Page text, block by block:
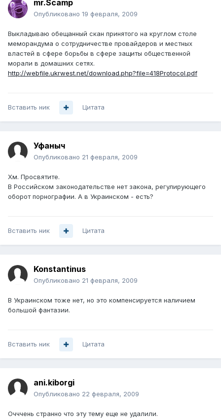
mr.Scamp
Опубликовано 19 февраля, 2009
Выкладываю обещанный скан принятого на круглом столе
меморандума о сотрудничестве провайдеров и местных
властей в сфере борьбы в сфере защиты общественной
морали в домашних сетях.
http://webfile.ukrwest.net/download.php?file=418Protocol.pdf
Вставить ник Цитата
Уфаныч
Опубликовано 21 февраля, 2009
Хм. Просвятите.
В Российском законодательстве нет закона, регулирующего
оборот порнографии. А в Украинском - есть?
Вставить ник Цитата
Konstantinus
Опубликовано 21 февраля, 2009
В Украинском тоже нет, но это компенсируется наличием
большой фантазии.
Вставить ник Цитата
ani.kiborgi
Опубликовано 22 февраля, 2009
Очччень странно что эту тему еще не удалили.